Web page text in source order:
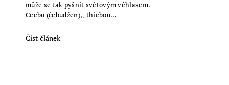
může se tak pyšnit světovým věhlasem.
Ceebu (čebudžen), „thiebou...
Číst článek